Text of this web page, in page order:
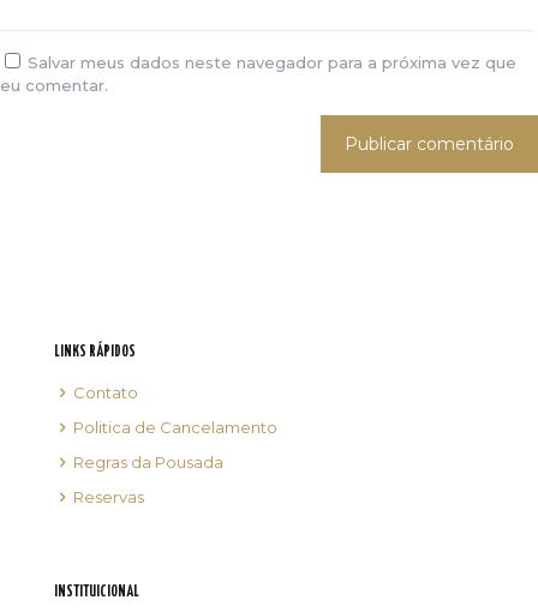
Salvar meus dados neste navegador para a próxima vez que
eu comentar.
LINKS RÁPIDOS
Contato
Politica de Cancelamento
Regras da Pousada
Reservas
INSTITUICIONAL